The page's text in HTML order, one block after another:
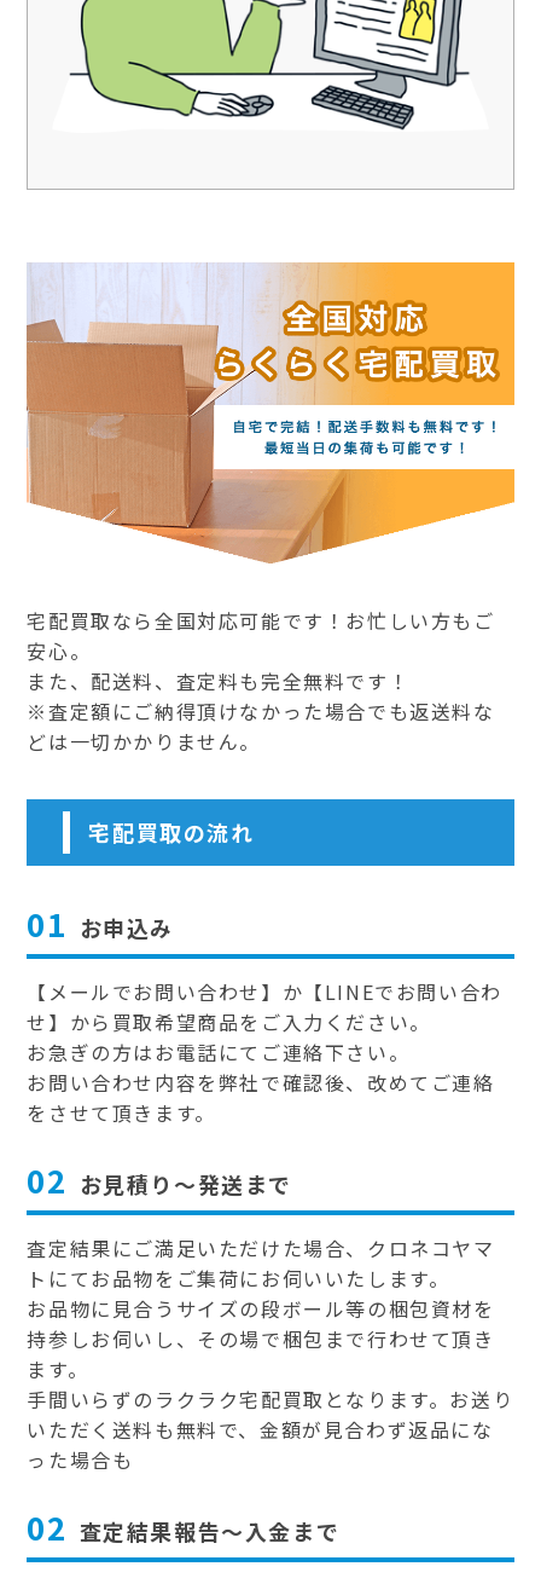
宅配買取なら全国対応可能です！お忙しい方もご
安心。
また、配送料、査定料も完全無料です！
※査定額にご納得頂けなかった場合でも返送料な
どは一切かかりません。
宅配買取の流れ
01 お申込み
【メールでお問い合わせ】か【LINEでお問い合わ
せ】から買取希望商品をご入力ください。
お急ぎの方はお電話にてご連絡下さい。
お問い合わせ内容を弊社で確認後、改めてご連絡
をさせて頂きます。
02 お見積り～発送まで
査定結果にご満足いただけた場合、クロネコヤマ
トにてお品物をご集荷にお伺いいたします。
お品物に見合うサイズの段ボール等の梱包資材を
持参しお伺いし、その場で梱包まで行わせて頂き
ます。
手間いらずのラクラク宅配買取となります。お送り
いただく送料も無料で、金額が見合わず返品にな
った場合も
02 査定結果報告～入金まで